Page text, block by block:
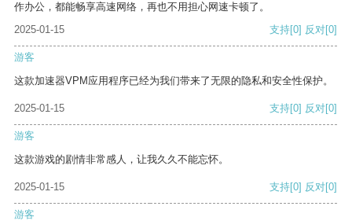
作办公，都能畅享高速网络，再也不用担心网速卡顿了。
2025-01-15
支持[0] 反对[0]
游客
这款加速器VPM应用程序已经为我们带来了无限的隐私和安全性保护。
2025-01-15 支持[0] 反对[0]
游客
这款游戏的剧情非常感人，让我久久不能忘怀。
2025-01-15 支持[0] 反对[0]
游客